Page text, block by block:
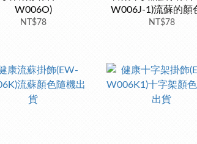
W006O)
NT$78
W006J-1)流蘇的顏
機出貨
NT$78